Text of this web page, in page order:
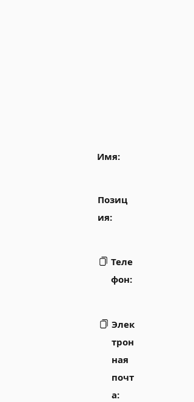
Имя:
Позиц
ия:
Теле
фон:
Элек
трон
ная
почт
а: